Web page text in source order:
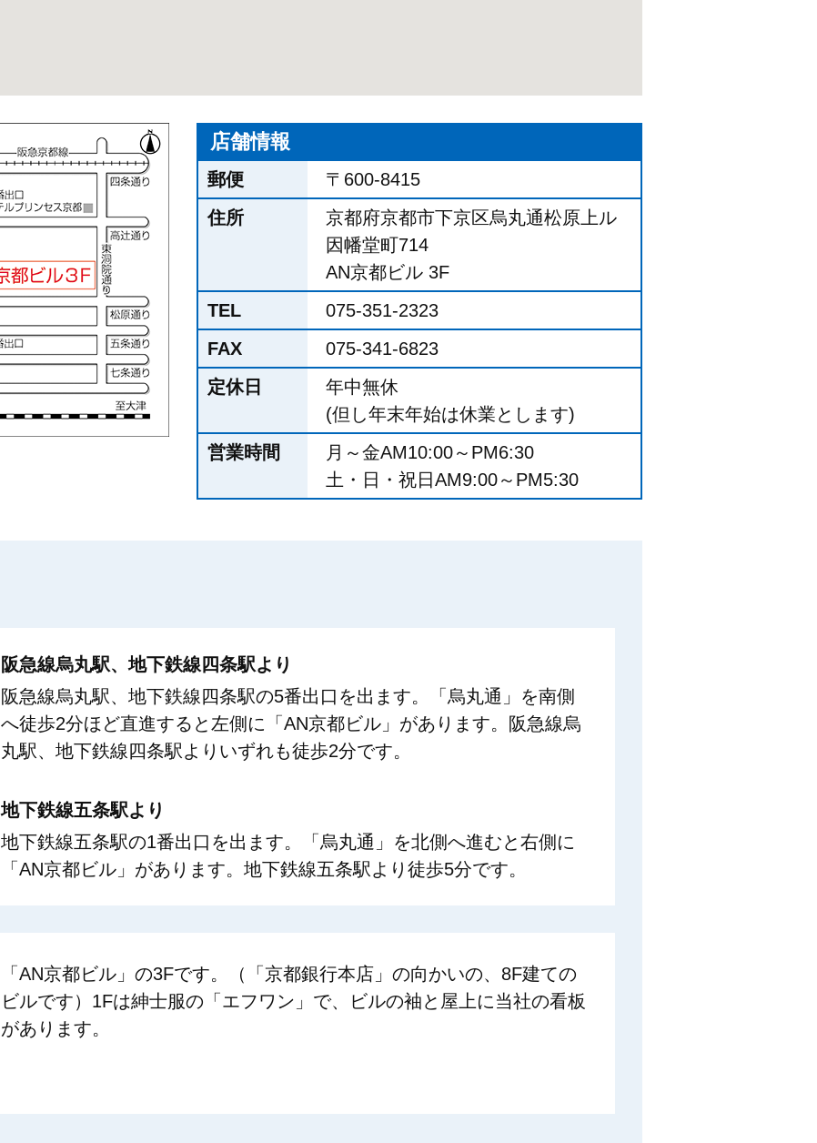
店舗情報
郵便
〒600-8415
住所
京都府京都市下京区烏丸通松原上ル
因幡堂町714
AN京都ビル 3F
TEL
075-351-2323
FAX
075-341-6823
定休日
年中無休
(但し年末年始は休業とします)
営業時間
月～金AM10:00～PM6:30
土・日・祝日AM9:00～PM5:30
阪急線烏丸駅、地下鉄線四条駅より
阪急線烏丸駅、地下鉄線四条駅の5番出口を出ます。「烏丸通」を南側
へ徒歩2分ほど直進すると左側に「AN京都ビル」があります。阪急線烏
丸駅、地下鉄線四条駅よりいずれも徒歩2分です。
地下鉄線五条駅より
地下鉄線五条駅の1番出口を出ます。「烏丸通」を北側へ進むと右側に
「AN京都ビル」があります。地下鉄線五条駅より徒歩5分です。
「AN京都ビル」の3Fです。（「京都銀行本店」の向かいの、8F建ての
ビルです）1Fは紳士服の「エフワン」で、ビルの袖と屋上に当社の看板
があります。